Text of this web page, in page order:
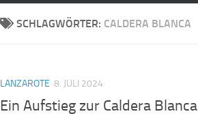
SCHLAGWÖRTER: CALDERA BLANCA
LANZAROTE 8. JULI 2024
Ein Aufstieg zur Caldera Blanca